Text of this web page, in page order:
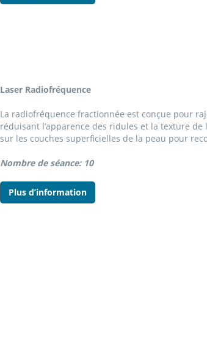
Laser Radiofréquence
La radiofréquence fractionnée est conçue pour
réduisant l’apparence des ridules et la texture
sur les couches superficielles de la peau pour
Nombre de séance: 10
Plus d’information